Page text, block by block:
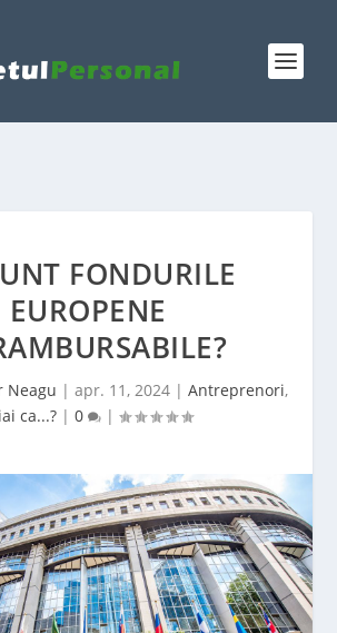
FONDURILE
EUROPENE
Neagu | apr. 11, 2024 | Antreprenori,
ca...? | 0 |